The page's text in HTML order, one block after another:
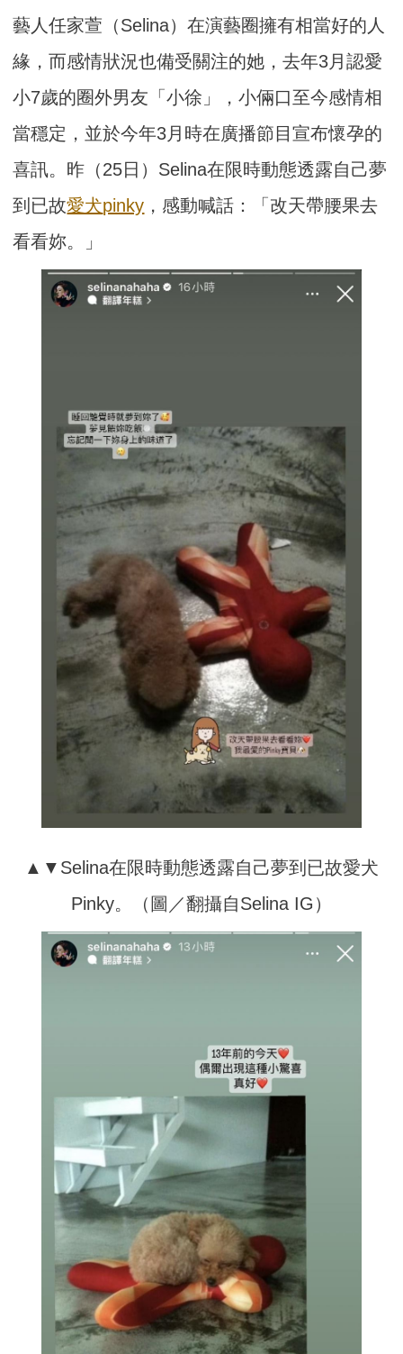
藝人任家萱（Selina）在演藝圈擁有相當好的人
緣，而感情狀況也備受關注的她，去年3月認愛
小7歲的圈外男友「小徐」，小倆口至今感情相
當穩定，並於今年3月時在廣播節目宣布懷孕的
喜訊。昨（25日）Selina在限時動態透露自己夢
到已故愛犬pinky ，感動喊話：「改天帶腰果去
看看妳。」
▲▼Selina在限時動態透露自己夢到已故愛犬
Pinky。（圖／翻攝自Selina IG）